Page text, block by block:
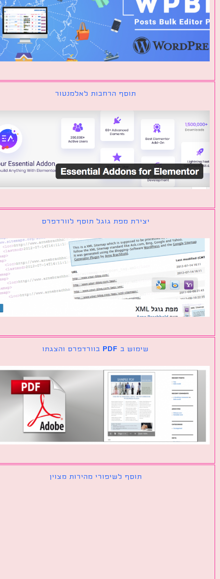
תוסף הרחבות לאלמנטור
יצירת מפת גוגל תוסף לוורדפרס
שימוש ב PDF בוורדפרס והצגתו
תוסף לשיפורי מהירות מצוין